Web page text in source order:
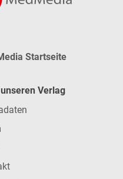
Startseite
Verlag